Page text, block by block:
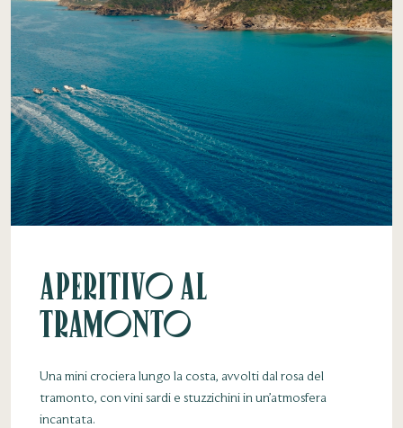
Aperitivo al
Tramonto
Una mini crociera lungo la costa, avvolti dal rosa del
tramonto, con vini sardi e stuzzichini in un’atmosfera
incantata.